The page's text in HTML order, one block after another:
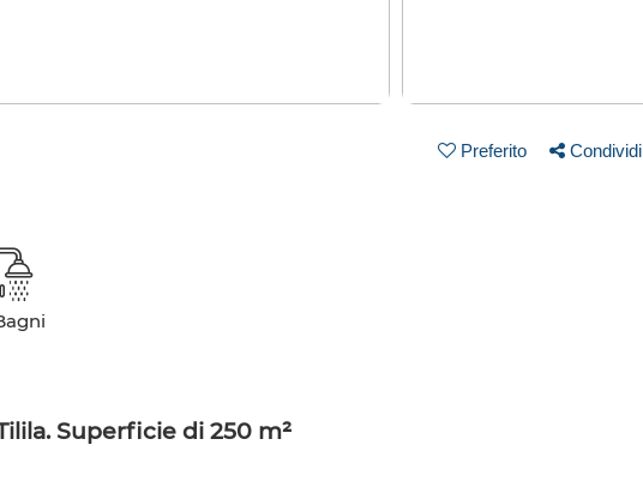
Preferito Condividi
Superficie di 250 m²